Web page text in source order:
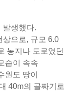
발생했다.
상으로, 규모 6.0
농지나 도로였던
습이 속속
원도 땅이
40m의 골짜기로